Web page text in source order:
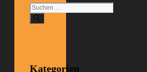
Suchen
nach:
Kategorien